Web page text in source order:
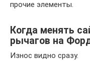
прочие элементы.
Когда менять
рычагов на
Износ видно сразу.